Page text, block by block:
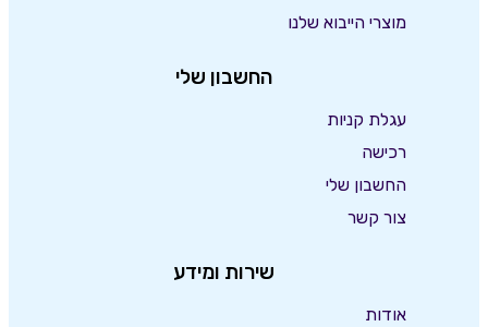
מוצרי הייבוא שלנו
החשבון שלי
עגלת קניות
רכישה
החשבון שלי
צור קשר
שירות ומידע
אודות